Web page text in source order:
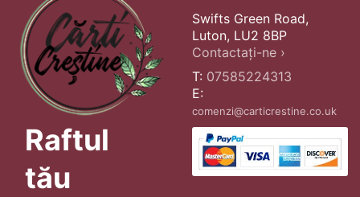
Raftul
tău
Swifts Green Road,
Luton, LU2 8BP
Contactați-ne ›
T: 07585224313
E:
comenzi@carticrestine.co.uk